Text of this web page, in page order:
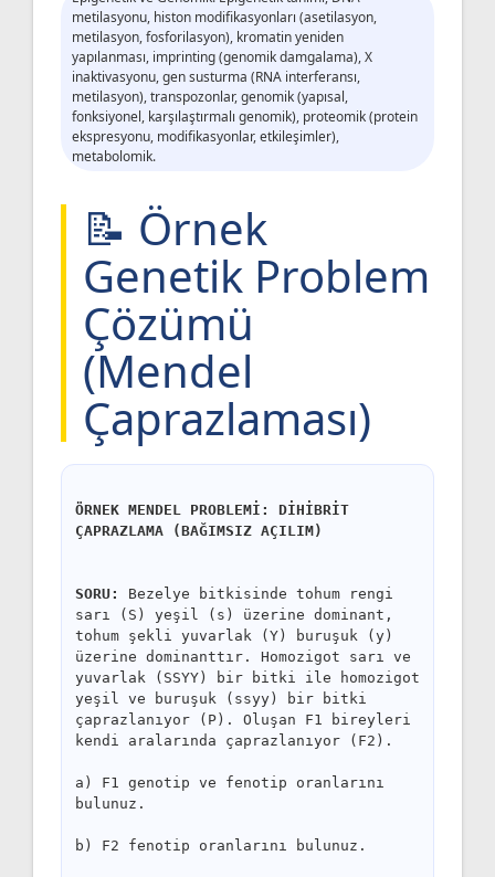
metilasyonu, histon modifikasyonları (asetilasyon,
metilasyon, fosforilasyon), kromatin yeniden
yapılanması, imprinting (genomik damgalama), X
inaktivasyonu, gen susturma (RNA interferansı,
metilasyon), transpozonlar, genomik (yapısal,
fonksiyonel, karşılaştırmalı genomik), proteomik (protein
ekspresyonu, modifikasyonlar, etkileşimler),
metabolomik.
📝 Örnek
Genetik Problem
Çözümü
(Mendel
Çaprazlaması)
ÖRNEK MENDEL PROBLEMİ: DİHİBRİT
ÇAPRAZLAMA (BAĞIMSIZ AÇILIM)
SORU:
Bezelye bitkisinde tohum rengi
sarı (S) yeşil (s) üzerine dominant,
tohum şekli yuvarlak (Y) buruşuk (y)
üzerine dominanttır. Homozigot sarı ve
yuvarlak (SSYY) bir bitki ile homozigot
yeşil ve buruşuk (ssyy) bir bitki
çaprazlanıyor (P). Oluşan F1 bireyleri
kendi aralarında çaprazlanıyor (F2).
a) F1 genotip ve fenotip oranlarını
bulunuz.
b) F2 fenotip oranlarını bulunuz.